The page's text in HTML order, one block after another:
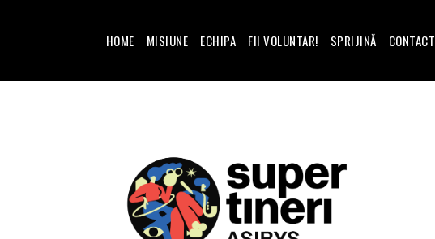
HOME MISIUNE ECHIPA FII VOLUNTAR! SPRIJINĂ CONTACT